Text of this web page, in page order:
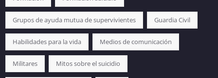
Grupos de ayuda mutua de supervivientes Guardia Civil
Habilidades para la vida Medios de comunicación
Militares Mitos sobre el suicidio